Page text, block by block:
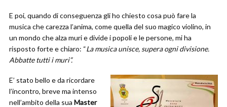
E poi, quando di conseguenza gli ho chiesto cosa può fare la
musica che carezza l’anima, come quella del suo magico violino, in
un mondo che alza muri e divide i popoli e le persone, mi ha
risposto forte e chiaro: “La musica unisce, supera ogni divisione.
Abbatte tutti i muri”.
E’ stato bello e da ricordare
l’incontro, breve ma intenso
nell’ambito della sua Master